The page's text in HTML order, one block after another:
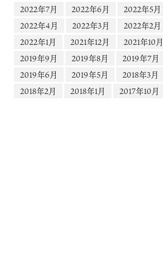
2022年7月
2022年6月
2022年5月
2022年4月
2022年3月
2022年2月
2022年1月
2021年12月
2021年10月
2019年9月
2019年8月
2019年7月
2019年6月
2019年5月
2018年3月
2018年2月
2018年1月 2017年10月